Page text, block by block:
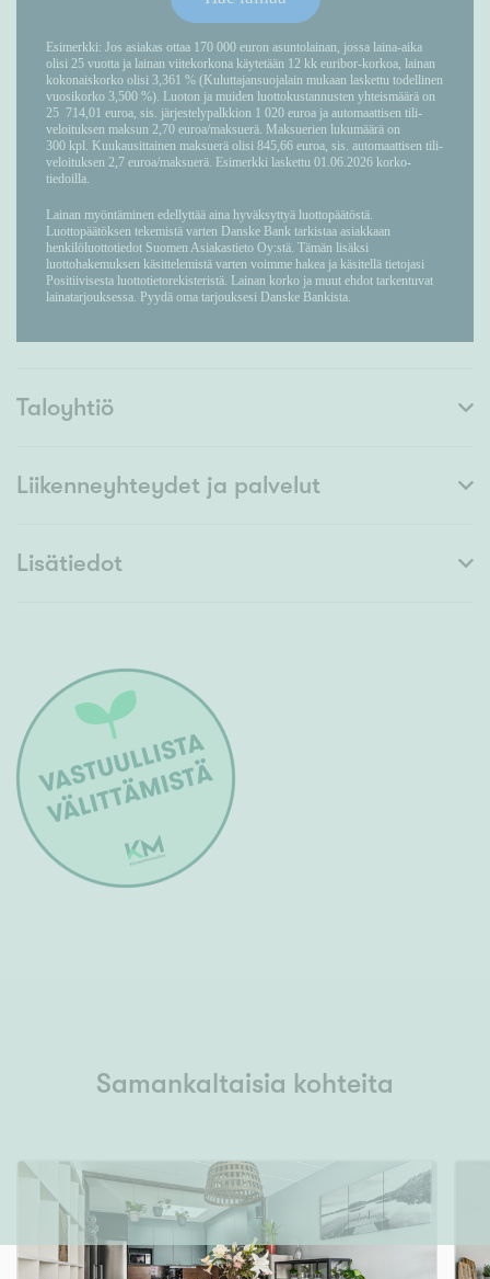
Taloyhtiö
Liikenneyhteydet ja palvelut
Lisätiedot
Samankaltaisia kohteita